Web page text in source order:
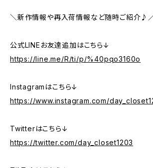
＼新作情報や再入荷情報など随時ご紹介♪
公式LINEお友達追加はこちら↓
https://line.me/R/ti/p/%40pqo3160o
Instagramはこちら↓
https://www.instagram.com/
Twitterはこちら↓
https://twitter.com/day_closet1203